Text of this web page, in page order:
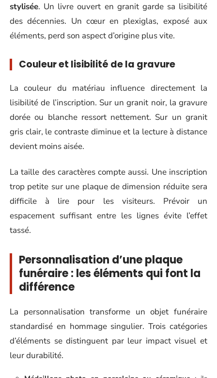
stylisée. Un livre ouvert en granit garde sa lisibilité
des décennies. Un cœur en plexiglas, exposé aux
éléments, perd son aspect d’origine plus vite.
Couleur et lisibilité de la gravure
La couleur du matériau influence directement la
lisibilité de l’inscription. Sur un granit noir, la gravure
dorée ou blanche ressort nettement. Sur un granit
gris clair, le contraste diminue et la lecture à distance
devient moins aisée.
La taille des caractères compte aussi. Une inscription
trop petite sur une plaque de dimension réduite sera
difficile à lire pour les visiteurs. Prévoir un
espacement suffisant entre les lignes évite l’effet
tassé.
Personnalisation d’une plaque
funéraire : les éléments qui font la
différence
La personnalisation transforme un objet funéraire
standardisé en hommage singulier. Trois catégories
d’éléments se distinguent par leur impact visuel et
leur durabilité.